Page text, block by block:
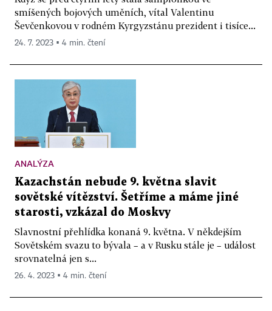
smíšených bojových uměních, vítal Valentinu
Ševčenkovou v rodném Kyrgyzstánu prezident i tisíce...
24. 7. 2023 ▪ 4 min. čtení
ANALÝZA
Kazachstán nebude 9. května slavit
sovětské vítězství. Šetříme a máme jiné
starosti, vzkázal do Moskvy
Slavnostní přehlídka konaná 9. května. V někdejším
Sovětském svazu to bývala – a v Rusku stále je – událost
srovnatelná jen s...
26. 4. 2023 ▪ 4 min. čtení